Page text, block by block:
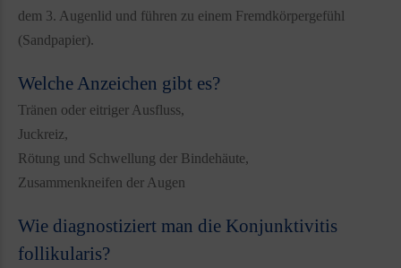
dem 3. Augenlid und führen zu einem Fremdkörpergefühl
(Sandpapier).
Welche Anzeichen gibt es?
Tränen oder eitriger Ausfluss,
Juckreiz,
Rötung und Schwellung der Bindehäute,
Zusammenkneifen der Augen
Wie diagnostiziert man die Konjunktivitis
follikularis?